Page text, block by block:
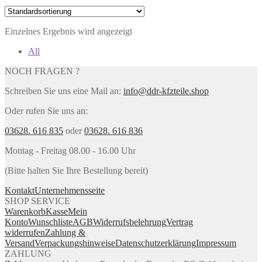
Einzelnes Ergebnis wird angezeigt
All
NOCH FRAGEN ?
Schreiben Sie uns eine Mail an: info@ddr-kfzteile.shop
Oder rufen Sie uns an:
03628. 616 835 oder03628. 616 836
Montag - Freitag 08.00 - 16.00 Uhr
(Bitte halten Sie Ihre Bestellung bereit)
KontaktUnternehmensseite
SHOP SERVICE
WarenkorbKasseMein
KontoWunschlisteAGBWiderrufsbelehrungVertrag
widerrufenZahlung &
VersandVerpackungshinweiseDatenschutzerklärungImpressum
ZAHLUNG